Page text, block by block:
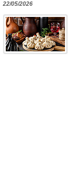
22/05/2026